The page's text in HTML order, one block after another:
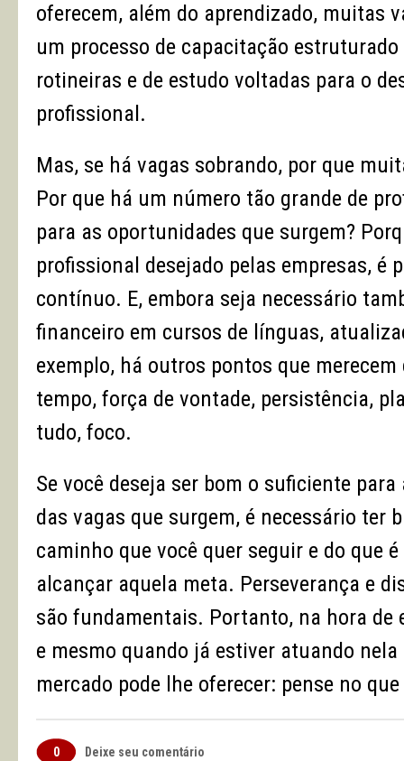
oferecem, além do aprendizado, muitas
um processo de capacitação
rotineiras e de estudo voltadas para o
profissional.
Mas, se há vagas sobrando, por que
Por que há um número tão grande de
para as oportunidades que surgem?
profissional desejado pelas empresas, é
contínuo. E, embora seja necessário
financeiro em cursos de línguas,
exemplo, há outros pontos que
tempo, força de vontade, persistência,
tudo, foco.
Se você deseja ser bom o suficiente
das vagas que surgem, é necessário ter
caminho que você quer seguir e do que
alcançar aquela meta. Perseverança e
são fundamentais. Portanto, na hora de
e mesmo quando já estiver atuando
mercado pode lhe oferecer: pense no
0 Deixe seu comentário